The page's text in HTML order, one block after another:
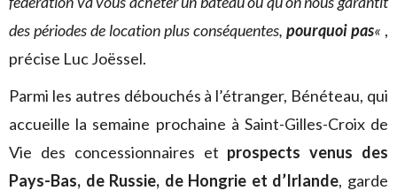
des périodes de location plus conséquentes, pourquoi pas« ,
précise Luc Joëssel.
Parmi les autres débouchés à l’étranger, Bénéteau, qui
accueille la semaine prochaine à Saint-Gilles-Croix de
Vie des concessionnaires et prospects venus des
Pays-Bas, de Russie, de Hongrie et d’Irlande, garde